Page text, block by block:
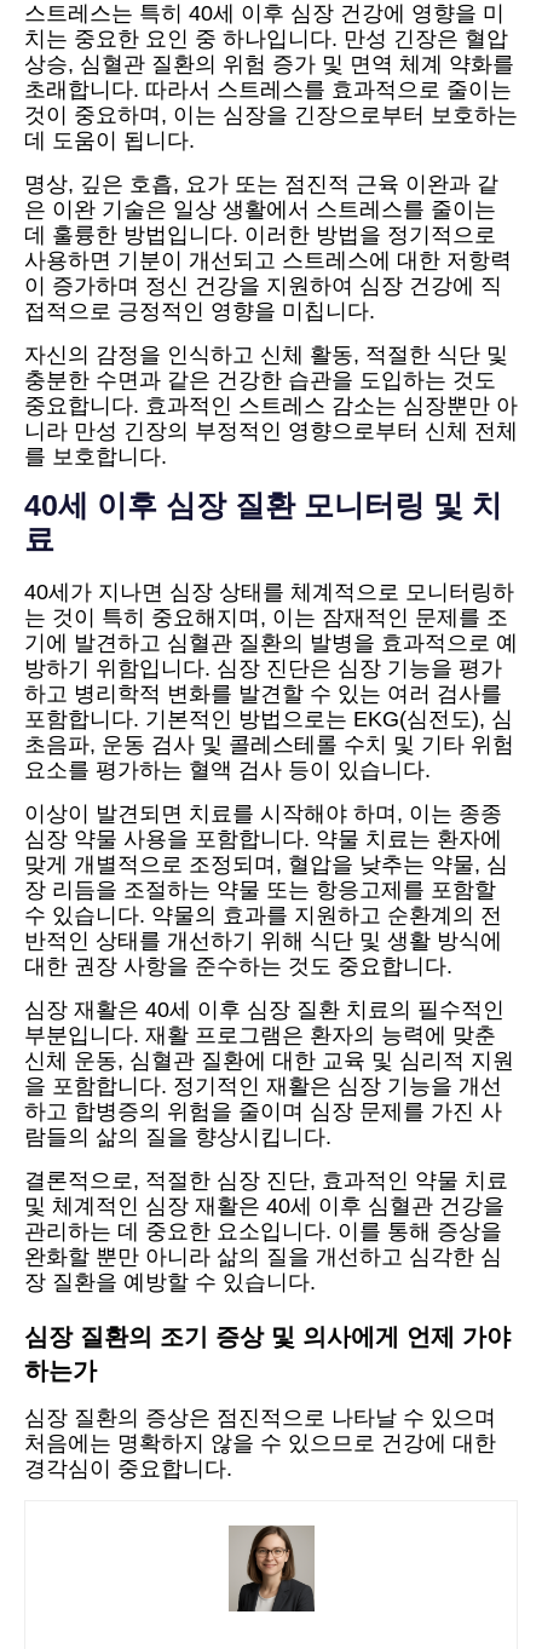
스트레스는 특히 40세 이후 심장 건강에 영향을 미
치는 중요한 요인 중 하나입니다. 만성 긴장은 혈압
상승, 심혈관 질환의 위험 증가 및 면역 체계 약화를
초래합니다. 따라서 스트레스를 효과적으로 줄이는
것이 중요하며, 이는 심장을 긴장으로부터 보호하는
데 도움이 됩니다.
명상, 깊은 호흡, 요가 또는 점진적 근육 이완과 같
은 이완 기술은 일상 생활에서 스트레스를 줄이는
데 훌륭한 방법입니다. 이러한 방법을 정기적으로
사용하면 기분이 개선되고 스트레스에 대한 저항력
이 증가하며 정신 건강을 지원하여 심장 건강에 직
접적으로 긍정적인 영향을 미칩니다.
자신의 감정을 인식하고 신체 활동, 적절한 식단 및
충분한 수면과 같은 건강한 습관을 도입하는 것도
중요합니다. 효과적인 스트레스 감소는 심장뿐만 아
니라 만성 긴장의 부정적인 영향으로부터 신체 전체
를 보호합니다.
40세 이후 심장 질환 모니터링 및 치
료
40세가 지나면 심장 상태를 체계적으로 모니터링하
는 것이 특히 중요해지며, 이는 잠재적인 문제를 조
기에 발견하고 심혈관 질환의 발병을 효과적으로 예
방하기 위함입니다. 심장 진단은 심장 기능을 평가
하고 병리학적 변화를 발견할 수 있는 여러 검사를
포함합니다. 기본적인 방법으로는 EKG(심전도), 심
초음파, 운동 검사 및 콜레스테롤 수치 및 기타 위험
요소를 평가하는 혈액 검사 등이 있습니다.
이상이 발견되면 치료를 시작해야 하며, 이는 종종
심장 약물 사용을 포함합니다. 약물 치료는 환자에
맞게 개별적으로 조정되며, 혈압을 낮추는 약물, 심
장 리듬을 조절하는 약물 또는 항응고제를 포함할
수 있습니다. 약물의 효과를 지원하고 순환계의 전
반적인 상태를 개선하기 위해 식단 및 생활 방식에
대한 권장 사항을 준수하는 것도 중요합니다.
심장 재활은 40세 이후 심장 질환 치료의 필수적인
부분입니다. 재활 프로그램은 환자의 능력에 맞춘
신체 운동, 심혈관 질환에 대한 교육 및 심리적 지원
을 포함합니다. 정기적인 재활은 심장 기능을 개선
하고 합병증의 위험을 줄이며 심장 문제를 가진 사
람들의 삶의 질을 향상시킵니다.
결론적으로, 적절한 심장 진단, 효과적인 약물 치료
및 체계적인 심장 재활은 40세 이후 심혈관 건강을
관리하는 데 중요한 요소입니다. 이를 통해 증상을
완화할 뿐만 아니라 삶의 질을 개선하고 심각한 심
장 질환을 예방할 수 있습니다.
심장 질환의 조기 증상 및 의사에게 언제 가야
하는가
심장 질환의 증상은 점진적으로 나타날 수 있으며
처음에는 명확하지 않을 수 있으므로 건강에 대한
경각심이 중요합니다.